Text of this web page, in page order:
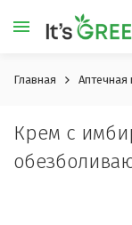
Главная Аптечная
Крем с